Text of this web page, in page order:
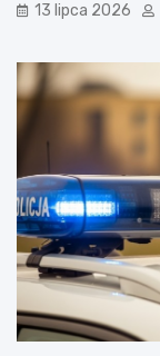
13 lipca 2026